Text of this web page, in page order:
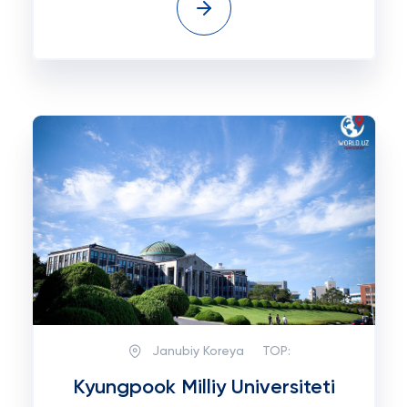
Janubiy Koreya TOP:
Kyungpook Milliy Universiteti